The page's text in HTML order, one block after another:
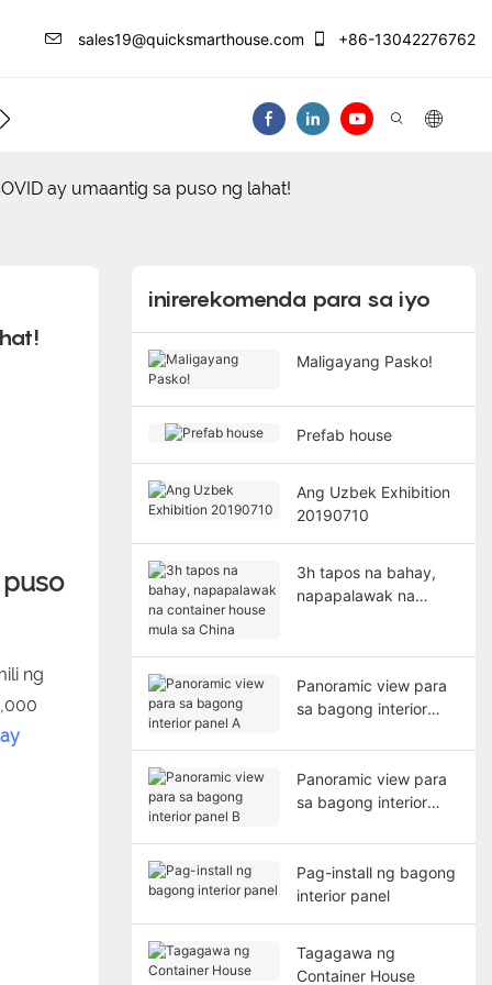
sales19@quicksmarthouse.com +86-13042276762
Ng Impormasyon Makipag-Ugnay Sa
ay umaantig sa puso ng lahat!
ng
inirerekomenda para sa iyo
Maligayang Pasko!
Prefab house
Ang Uzbek Exhibition
20190710
3h tapos na bahay,
napapalawak na
Panoramic view para
sa bagong interior
Panoramic view para
sa bagong interior
Pag-install ng bagong
interior panel
Tagagawa ng
Container House